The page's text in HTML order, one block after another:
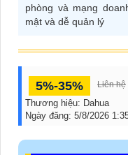
phòng và mạng
mật và dễ quản lý
5%-35% Liên hệ
Thương hiệu: Dahua
Ngày đăng: 5/8/2026